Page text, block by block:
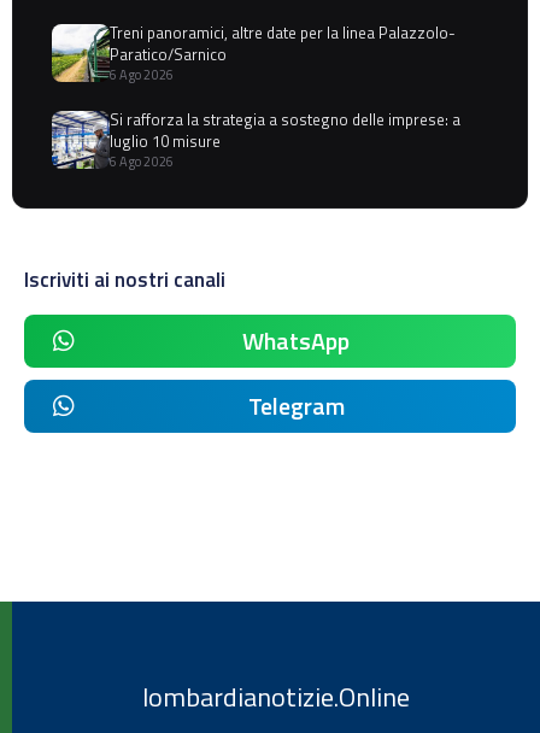
Treni panoramici, altre date per la linea Palazzolo-
Paratico/Sarnico
6 Ago 2026
Si rafforza la strategia a sostegno delle imprese: a
luglio 10 misure
6 Ago 2026
Iscriviti ai nostri canali
WhatsApp
Telegram
lombardianotizie.Online